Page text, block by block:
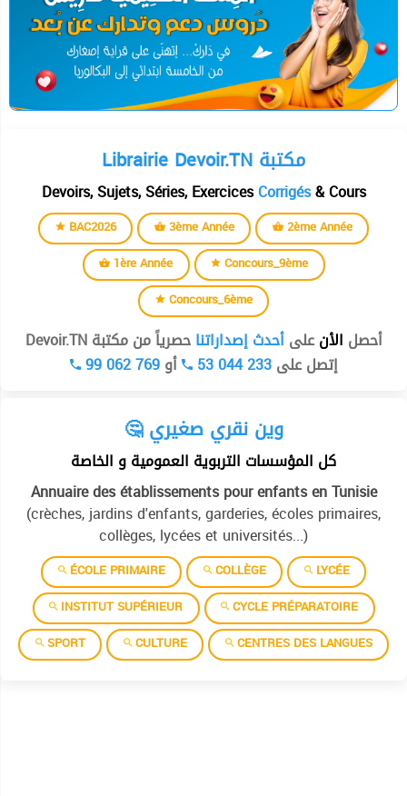
Librairie Devoir.TN مكتبة
Devoirs, Sujets, Séries, ExercicesCorrigés& Cours
BAC2026 3ème Année
2ème Année
1ère Année
Concours_9ème
Concours_6ème
أحصل الأنعلىأحدث إصداراتناحصرياً من مكتبة Devoir.TN
إتصل على53 044 233 أو99 062 769
🤔 وين نقري صغيري
كل المؤسسات التربوية العمومية و الخاصة
Annuaire des établissements pour enfants en Tunisie
(crèches, jardins d'enfants, garderies, écoles primaires,
collèges, lycées et universités...)
ÉCOLE PRIMAIRE COLLÈGE
LYCÉE
INSTITUT SUPÉRIEUR
CYCLE PRÉPARATOIRE
SPORT
CULTURE CENTRES DES LANGUES